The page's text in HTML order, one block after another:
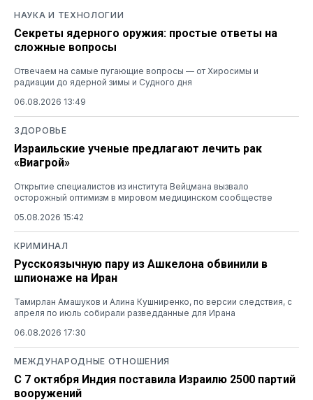
НАУКА И ТЕХНОЛОГИИ
Секреты ядерного оружия: простые ответы на
сложные вопросы
Отвечаем на самые пугающие вопросы — от Хиросимы и
радиации до ядерной зимы и Судного дня
06.08.2026 13:49
ЗДОРОВЬЕ
Израильские ученые предлагают лечить рак
«Виагрой»
Открытие специалистов из института Вейцмана вызвало
осторожный оптимизм в мировом медицинском сообществе
05.08.2026 15:42
КРИМИНАЛ
Русскоязычную пару из Ашкелона обвинили в
шпионаже на Иран
Тамирлан Амашуков и Алина Кушниренко, по версии следствия, с
апреля по июль собирали разведданные для Ирана
06.08.2026 17:30
МЕЖДУНАРОДНЫЕ ОТНОШЕНИЯ
С 7 октября Индия поставила Израилю 2500 партий
вооружений